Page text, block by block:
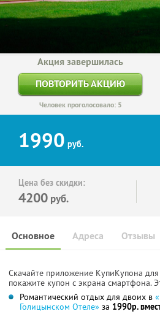
Акция завершилась
ПОВТОРИТЬ АКЦИЮ
Человек проголосовало: 5
1990 руб.
Цена без скидки:
4200 руб.
Основное Отзывы
Адреса
Скачайте приложение КупиКупона для
покажите купон с экрана смартфона.
Романтический отдых для двоих в
Голицынском Отеле» за 1990р.